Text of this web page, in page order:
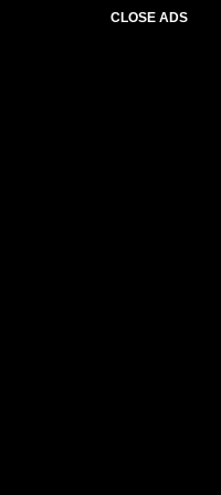
CLOSE ADS